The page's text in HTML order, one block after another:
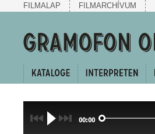
FILMALAP FILMARCHÍVUM
00:00